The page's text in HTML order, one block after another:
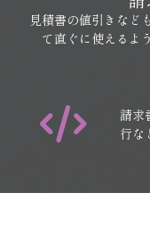
見積書の値引きなど
て直ぐに使えるよ
請求
行な